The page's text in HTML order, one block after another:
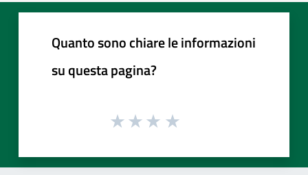
Quanto sono chiare le informazioni
su questa pagina?